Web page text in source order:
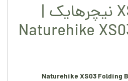
کیف تاشو XS03 نیچرهایک |
Naturehike